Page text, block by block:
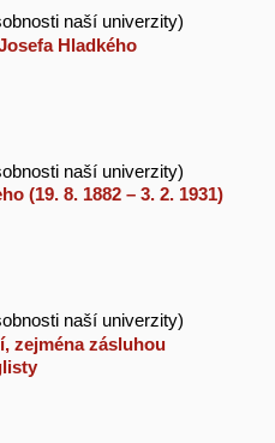
naší univerzity)
Hladkého
naší univerzity)
(19. 8. 1882 – 3. 2. 1931)
naší univerzity)
zejména zásluhou